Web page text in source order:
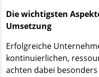
Die wichtigsten
Umsetzung
Erfolgreiche
kontinuierlichen,
achten dabei besonders